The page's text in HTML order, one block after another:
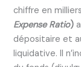
chiffre en
Expense Ratio)
dépositaire et
liquidative. Il